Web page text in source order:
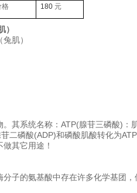
格 180 元
）
肌）
。其系统名称：ATP(腺苷三磷酸)
二磷酸(ADP)和磷酸肌酸转化为ATP
其它用途！
子的氨基酸中存在许多化学基团